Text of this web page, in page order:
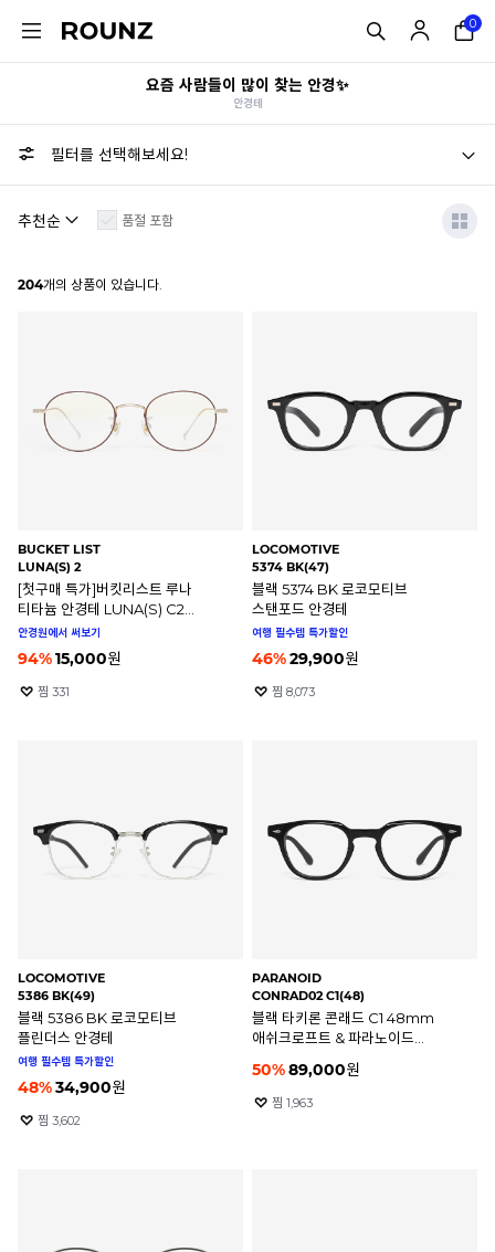
0
요즘 사람들이 많이 찾는 안경✨
안경테
필터를 선택해보세요!
품절 포함
204개의 상품이 있습니다.
BUCKET LIST
LUNA(S) 2
[첫구매 특가]버킷리스트 루나
티타늄 안경테 LUNA(S) C2
47mm
안경원에서 써보기
94%15,000원
찜 331
LOCOMOTIVE
5374 BK(47)
블랙 5374 BK 로코모티브
스탠포드 안경테
여행 필수템 특가할인
46%29,900원
찜 8,073
LOCOMOTIVE
5386 BK(49)
블랙 5386 BK 로코모티브
플린더스 안경테
여행 필수템 특가할인
48%34,900원
찜 3,602
PARANOID
CONRAD02 C1(48)
블랙 타키론 콘래드 C1 48mm
애쉬크로프트 & 파라노이드
50%89,000원
찜 1,963